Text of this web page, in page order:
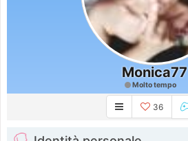
Monica77
Molto tempo
36